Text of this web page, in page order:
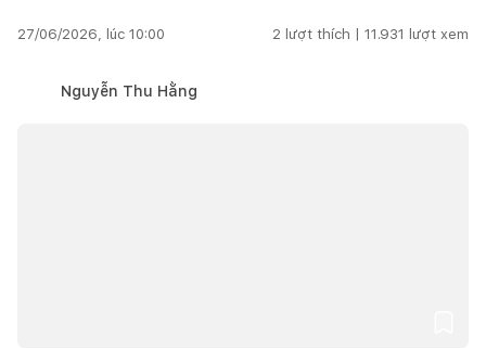
27/06/2026, lúc 10:00 2 lượt thích | 11.931 lượt xem
Nguyễn Thu Hằng